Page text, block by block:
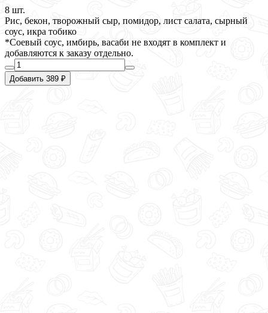
8 шт.
Рис, бекон, творожный сыр, помидор, лист салата, сырный
соус, икра тобико
*Соевый соус, имбирь, васаби не входят в комплект и
добавляются к заказу отдельно.
Добавить 389 ₽